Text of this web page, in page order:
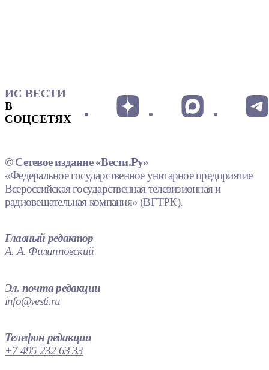
ИС ВЕСТИ
В
СОЦСЕТЯХ
© Сетевое издание «Вести.Ру»
«Федеральное государственное унитарное предприятие
Всероссийская государственная телевизионная и
радиовещательная компания» (ВГТРК).
Главный редактор
А. А. Филипповский
Эл. почта редакции
info@vesti.ru
Телефон редакции
+7 495 232 63 33